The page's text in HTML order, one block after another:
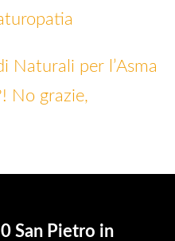
Naturali per l’Asma
No grazie,
San Pietro in